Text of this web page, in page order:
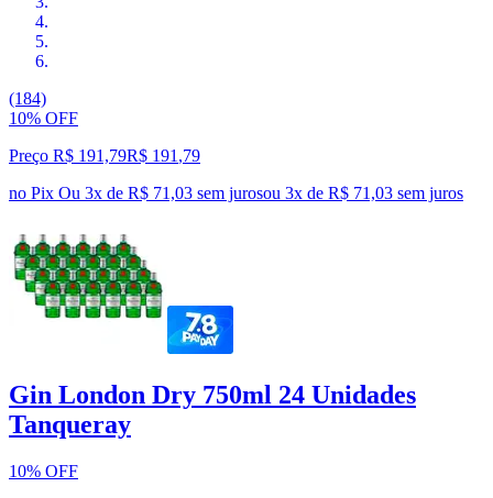
(184)
10% OFF
Preço R$ 191,79R$ 191,79
no Pix Ou 3x de R$ 71,03 sem jurosou 3x de R$ 71,03 sem juros
Gin London Dry 750ml 24 Unidades
Tanqueray
10% OFF